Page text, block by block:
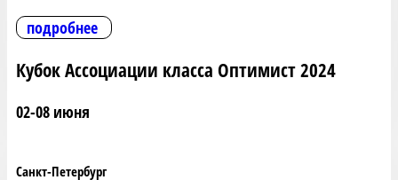
подробнее
Кубок Ассоциации класса Оптимист 2024
02-08 июня
Санкт-Петербург